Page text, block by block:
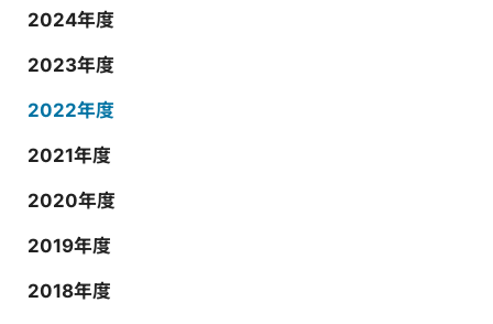
2024年度
2023年度
2022年度
2021年度
2020年度
2019年度
2018年度